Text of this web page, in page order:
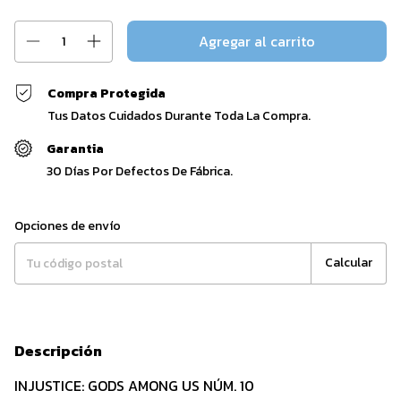
Compra Protegida
Tus Datos Cuidados Durante Toda La Compra.
Garantia
30 Días Por Defectos De Fábrica.
Entregas para el CP:
Opciones de envío
Calcular
Descripción
INJUSTICE: GODS AMONG US NÚM. 10